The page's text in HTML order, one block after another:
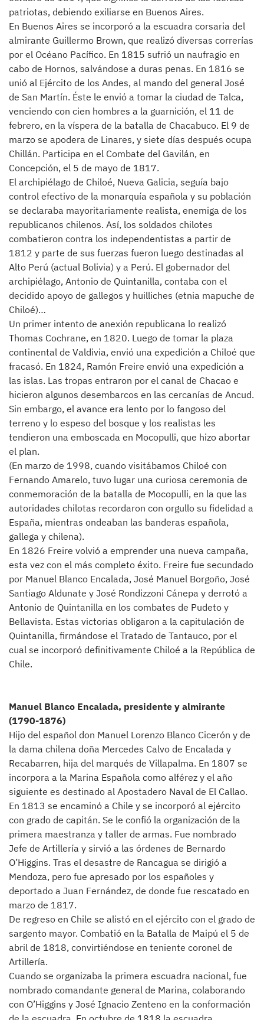
patriotas, debiendo exiliarse en Buenos Aires.
En Buenos Aires se incorporó a la escuadra corsaria del
almirante Guillermo Brown, que realizó diversas correrías
por el Océano Pacífico. En 1815 sufrió un naufragio en
cabo de Hornos, salvándose a duras penas. En 1816 se
unió al Ejército de los Andes, al mando del general José
de San Martín. Éste le envió a tomar la ciudad de Talca,
venciendo con cien hombres a la guarnición, el 11 de
febrero, en la víspera de la batalla de Chacabuco. El 9 de
marzo se apodera de Linares, y siete días después ocupa
Chillán. Participa en el Combate del Gavilán, en
Concepción, el 5 de mayo de 1817.
El archipiélago de Chiloé, Nueva Galicia, seguía bajo
control efectivo de la monarquía española y su población
se declaraba mayoritariamente realista, enemiga de los
republicanos chilenos. Así, los soldados chilotes
combatieron contra los independentistas a partir de
1812 y parte de sus fuerzas fueron luego destinadas al
Alto Perú (actual Bolivia) y a Perú. El gobernador del
archipiélago, Antonio de Quintanilla, contaba con el
decidido apoyo de gallegos y huilliches (etnia mapuche de
Chiloé)…
Un primer intento de anexión republicana lo realizó
Thomas Cochrane, en 1820. Luego de tomar la plaza
continental de Valdivia, envió una expedición a Chiloé que
fracasó. En 1824, Ramón Freire envió una expedición a
las islas. Las tropas entraron por el canal de Chacao e
hicieron algunos desembarcos en las cercanías de Ancud.
Sin embargo, el avance era lento por lo fangoso del
terreno y lo espeso del bosque y los realistas les
tendieron una emboscada en Mocopulli, que hizo abortar
el plan.
(En marzo de 1998, cuando visitábamos Chiloé con
Fernando Amarelo, tuvo lugar una curiosa ceremonia de
conmemoración de la batalla de Mocopulli, en la que las
autoridades chilotas recordaron con orgullo su fidelidad a
España, mientras ondeaban las banderas española,
gallega y chilena).
En 1826 Freire volvió a emprender una nueva campaña,
esta vez con el más completo éxito. Freire fue secundado
por Manuel Blanco Encalada, José Manuel Borgoño, José
Santiago Aldunate y José Rondizzoni Cánepa y derrotó a
Antonio de Quintanilla en los combates de Pudeto y
Bellavista. Estas victorias obligaron a la capitulación de
Quintanilla, firmándose el Tratado de Tantauco, por el
cual se incorporó definitivamente Chiloé a la República de
Chile.
Manuel Blanco Encalada, presidente y almirante
(1790-1876)
Hijo del español don Manuel Lorenzo Blanco Cicerón y de
la dama chilena doña Mercedes Calvo de Encalada y
Recabarren, hija del marqués de Villapalma. En 1807 se
incorpora a la Marina Española como alférez y el año
siguiente es destinado al Apostadero Naval de El Callao.
En 1813 se encaminó a Chile y se incorporó al ejército
con grado de capitán. Se le confió la organización de la
primera maestranza y taller de armas. Fue nombrado
Jefe de Artillería y sirvió a las órdenes de Bernardo
O’Higgins. Tras el desastre de Rancagua se dirigió a
Mendoza, pero fue apresado por los españoles y
deportado a Juan Fernández, de donde fue rescatado en
marzo de 1817.
De regreso en Chile se alistó en el ejército con el grado de
sargento mayor. Combatió en la Batalla de Maipú el 5 de
abril de 1818, convirtiéndose en teniente coronel de
Artillería.
Cuando se organizaba la primera escuadra nacional, fue
nombrado comandante general de Marina, colaborando
con O’Higgins y José Ignacio Zenteno en la conformación